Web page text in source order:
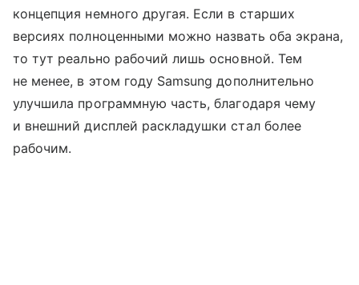
концепция немного другая. Если в старших
версиях полноценными можно назвать оба экрана,
то тут реально рабочий лишь основной. Тем
не менее, в этом году Samsung дополнительно
улучшила программную часть, благодаря чему
и внешний дисплей раскладушки стал более
рабочим.